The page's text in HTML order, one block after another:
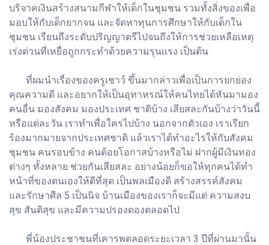
บริจาคเงินสร้างสนามกีฬาให้เด็กในชุมชน รวมทั้งสิ่งของเพื่อ
มอบให้กับเด็กยากจน และจัดหาทุนการศึกษาให้กับเด็กใน
ชุมชน เรียนถึงระดับปริญญาตรีไปจนถึงให้การช่วยเหลือเหตุ
เร่งด่วนที่เหยื่อถูกกระทำด้วยความรุนแรง เป็นต้น
ที่ผมนำเรื่องของครูเชาว์ ขึ้นมากล่าวเพื่อเป็นการยกย่อง
คุณความดี และอยากให้เป็นอุทาหรณ์ให้คนไทยได้หันมามอง
คนอื่น มองสังคม มองประเทศ ชาติบ้าง เสียสละกันบ้างว่าวันนี้
หรือแต่ละวัน เราทำเพื่อใครไปบ้าง นอกจากตัวเอง เราเรียก
ร้องมากมายจากประเทศชาติ แล้วเราได้ทำอะไรให้กับสังคม
ชุมชน คนรอบข้าง คนด้อยโอกาสบ้างหรือไม่ ฝากผู้มีเงินทอง
ต่างๆ ทั้งหลาย ช่วยกันเสียสละ อย่างน้อยก็ขอให้ทุกคนได้ทำ
หน้าที่ของตนเองให้ดีที่สุด เป็นพลเมืองดี สร้างสรรค์สังคม
และรักษาศีล 5 เป็นนิจ บ้านเมืองของเราก็จะมีแต่ ความสงบ
สุข สันติสุข และมีความปรองดองตลอดไป
พี่น้องประชาชนที่เคารพตลอดระยะเวลา 3 ปีที่ผ่านมานั้น